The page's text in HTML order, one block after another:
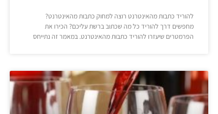
להוריד כתבות מהאינטרנט רוצה למחוק כתבות מהאינטרנט?
מחפשים דרך להוריד כל מה שכתוב ברשת עליכם? הכירו את
הפרמטרים שיעזרו להוריד כתבות מהאינטרנט. במאמר זה נתייחס